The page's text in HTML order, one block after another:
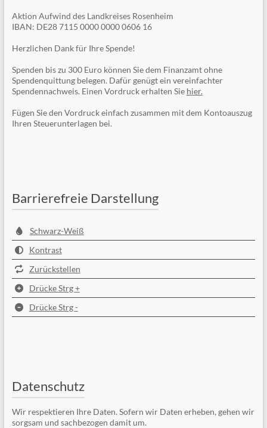
Aktion Aufwind des Landkreises Rosenheim
IBAN: DE28 7115 0000 0000 0606 16
Herzlichen Dank für Ihre Spende!
Spenden bis zu 300 Euro können Sie dem Finanzamt ohne
Spendenquittung belegen. Dafür genügt ein vereinfachter
Spendennachweis. Einen Vordruck erhalten Sie hier.
Fügen Sie den Vordruck einfach zusammen mit dem Kontoauszug
Ihren Steuerunterlagen bei.
Barrierefreie Darstellung
Schwarz-Weiß
Kontrast
Zurückstellen
Drücke Strg +
Drücke Strg -
Datenschutz
Wir respektieren Ihre Daten. Sofern wir Daten erheben, gehen wir
sorgsam und sachbezogen damit um.